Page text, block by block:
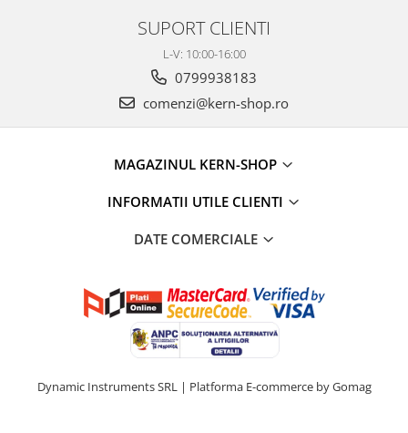
Standuri Stereomicroscoape
Unitate contrast de faza
Standard calibrare
SUPORT CLIENTI
L-V: 10:00-16:00
0799938183
comenzi@kern-shop.ro
MAGAZINUL KERN-SHOP
INFORMATII UTILE CLIENTI
DATE COMERCIALE
Dynamic Instruments SRL | Platforma E-commerce by Gomag